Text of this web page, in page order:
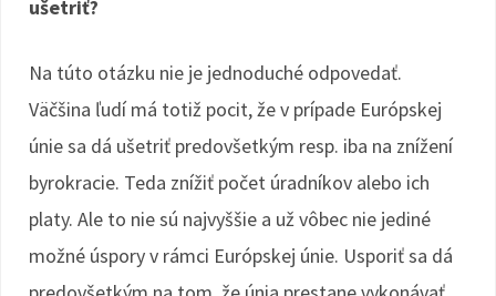
ušetriť?
Na túto otázku nie je jednoduché odpovedať.
Väčšina ľudí má totiž pocit, že v prípade Európskej
únie sa dá ušetriť predovšetkým resp. iba na znížení
byrokracie. Teda znížiť počet úradníkov alebo ich
platy. Ale to nie sú najvyššie a už vôbec nie jediné
možné úspory v rámci Európskej únie. Usporiť sa dá